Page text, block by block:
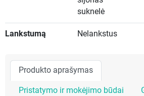
suknelė
Lankstumą Nelankstus
Produkto aprašymas
Pristatymo ir mokėjimo būdai